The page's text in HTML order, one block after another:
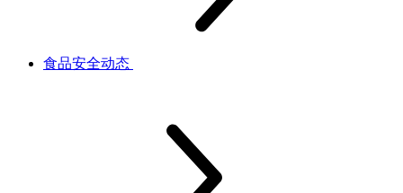
食品安全动态